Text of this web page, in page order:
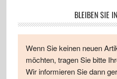
BLEIBEN SIE
Wenn Sie keinen neuen
möchten, tragen Sie bitte
Wir informieren Sie dann